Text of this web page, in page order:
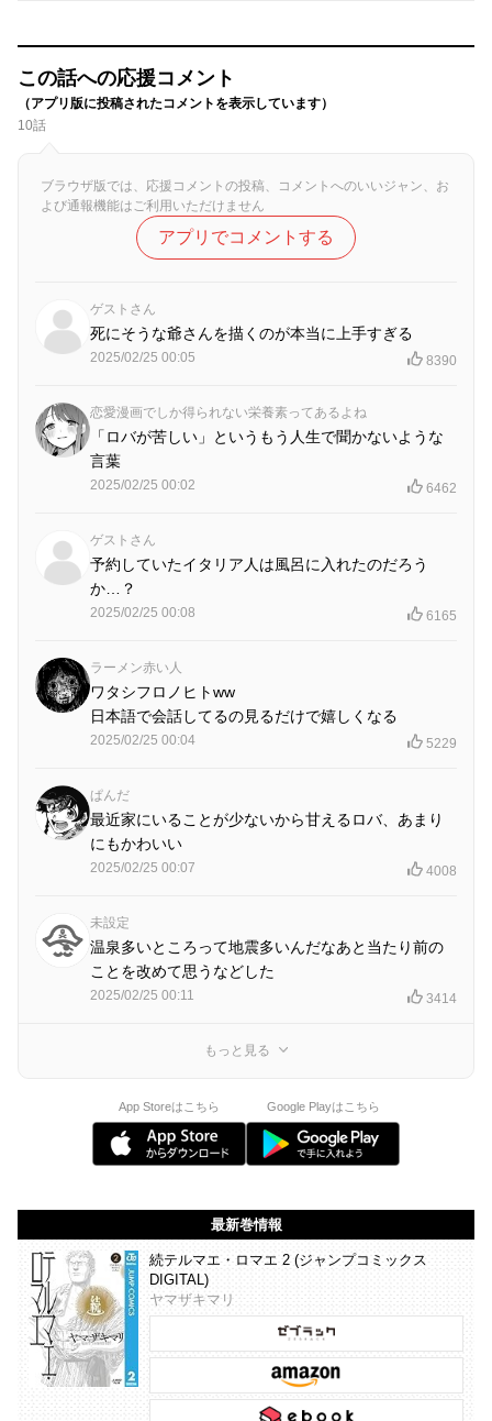
この話への応援コメント
（アプリ版に投稿されたコメントを表示しています）
10話
ブラウザ版では、応援コメントの投稿、コメントへのいいジャン、お
よび通報機能はご利用いただけません
アプリでコメントする
ゲストさん
死にそうな爺さんを描くのが本当に上手すぎる
2025/02/25 00:05 8390
恋愛漫画でしか得られない栄養素ってあるよね
「ロバが苦しい」というもう人生で聞かないような
言葉
2025/02/25 00:02 6462
ゲストさん
予約していたイタリア人は風呂に入れたのだろう
か…？
2025/02/25 00:08 6165
ラーメン赤い人
ワタシフロノヒトww
日本語で会話してるの見るだけで嬉しくなる
2025/02/25 00:04 5229
ぱんだ
最近家にいることが少ないから甘えるロバ、あまり
にもかわいい
2025/02/25 00:07 4008
未設定
温泉多いところって地震多いんだなあと当たり前の
ことを改めて思うなどした
2025/02/25 00:11 3414
もっと見る
App Storeはこちら Google Playはこちら
最新巻情報
続テルマエ・ロマエ 2 (ジャンプコミックス
DIGITAL)
ヤマザキマリ